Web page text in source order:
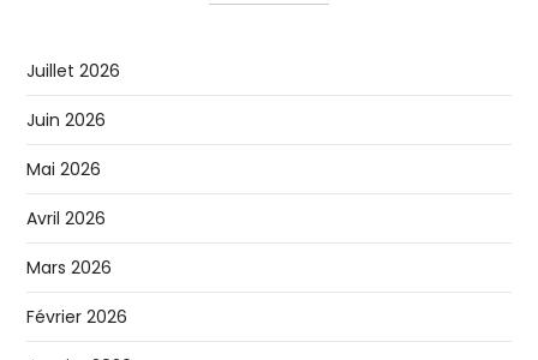
Juillet 2026
Juin 2026
Mai 2026
Avril 2026
Mars 2026
Février 2026